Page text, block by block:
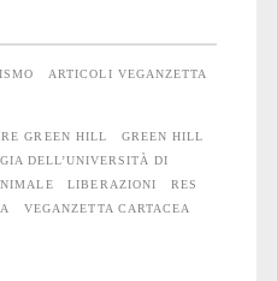
ARTICOLI VEGANZETTA
GREEN HILL
GREEN HILL
DELL’UNIVERSITÀ DI
LIBERAZIONI
RES
VEGANZETTA CARTACEA